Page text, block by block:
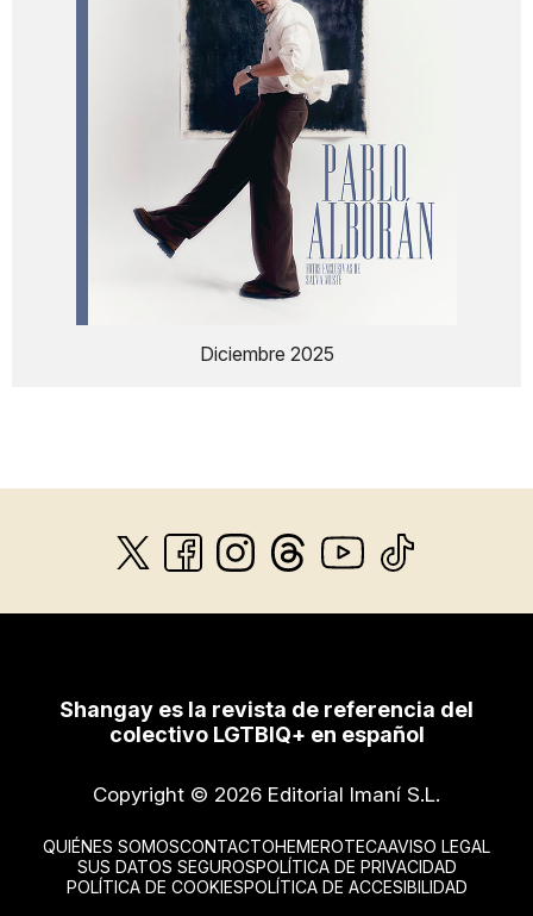
Diciembre 2025
Shangay es la revista de referencia del
colectivo LGTBIQ+ en español
Copyright © 2026 Editorial Imaní S.L.
QUIÉNES SOMOSCONTACTOHEMEROTECAAVISO LEGAL
SUS DATOS SEGUROSPOLÍTICA DE PRIVACIDAD
POLÍTICA DE COOKIESPOLÍTICA DE ACCESIBILIDAD